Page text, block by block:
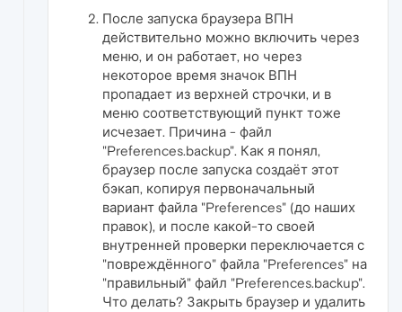
После запуска браузера ВПН
действительно можно включить через
меню, и он работает, но через
некоторое время значок ВПН
пропадает из верхней строчки, и в
меню соответствующий пункт тоже
исчезает. Причина - файл
"Preferences.backup". Как я понял,
браузер после запуска создаёт этот
бэкап, копируя первоначальный
вариант файла "Preferences" (до наших
правок), и после какой-то своей
внутренней проверки переключается с
"повреждённого" файла "Preferences" на
"правильный" файл "Preferences.backup".
Что делать? Закрыть браузер и удалить